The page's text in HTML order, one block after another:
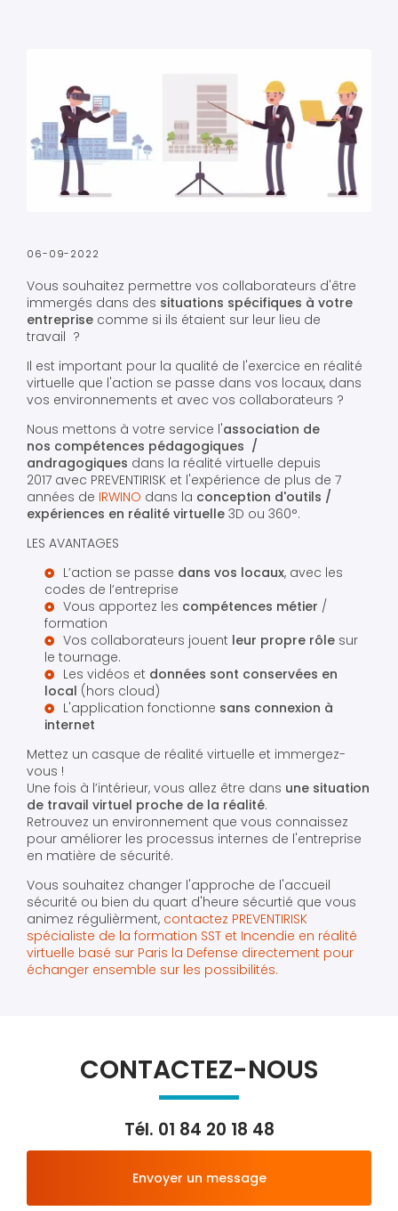
06-09-2022
Vous souhaitez permettre vos collaborateurs d'être
immergés dans des situations spécifiques à votre
entreprise comme si ils étaient sur leur lieu de
travail ?
Il est important pour la qualité de l'exercice en réalité
virtuelle que l'action se passe dans vos locaux, dans
vos environnements et avec vos collaborateurs ?
Nous mettons à votre service l'association de
nos compétences pédagogiques /
andragogiques dans la réalité virtuelle depuis
2017 avec PREVENTIRISK et l'expérience de plus de 7
années de IRWINO dans la conception d'outils /
expériences en réalité virtuelle 3D ou 360°.
LES AVANTAGES
L’action se passe dans vos locaux, avec les
codes de l’entreprise
Vous apportez les compétences métier /
formation
Vos collaborateurs jouent leur propre rôle sur
le tournage.
Les vidéos et données sont conservées en
local (hors cloud)
L'application fonctionne sans connexion à
internet
Mettez un casque de réalité virtuelle et immergez-
vous !
Une fois à l’intérieur, vous allez être dans une situation
de travail virtuel proche de la réalité.
Retrouvez un environnement que vous connaissez
pour améliorer les processus internes de l'entreprise
en matière de sécurité.
Vous souhaitez changer l'approche de l'accueil
sécurité ou bien du quart d'heure sécurtié que vous
animez régulièrment, contactez PREVENTIRISK
spécialiste de la formation SST et Incendie en réalité
virtuelle basé sur Paris la Defense directement pour
échanger ensemble sur les possibilités.
CONTACTEZ-NOUS
Tél. 01 84 20 18 48
Envoyer un message